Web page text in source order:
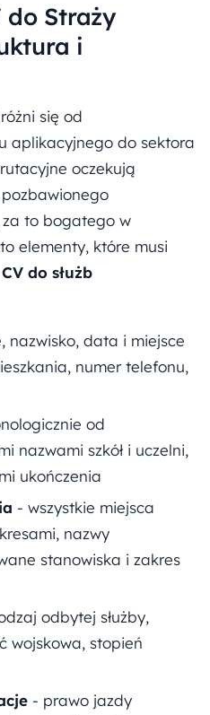
Straży
i
się od
aplikacyjnego do sektora
oczekują
to bogatego w
elementy, które musi
do służb
nazwisko, data i miejsce
numer telefonu,
od
nazwami szkół i uczelni,
ukończenia
- wszystkie miejsca
nazwy
stanowiska i zakres
odbytej służby,
wojskowa, stopień
- prawo jazdy